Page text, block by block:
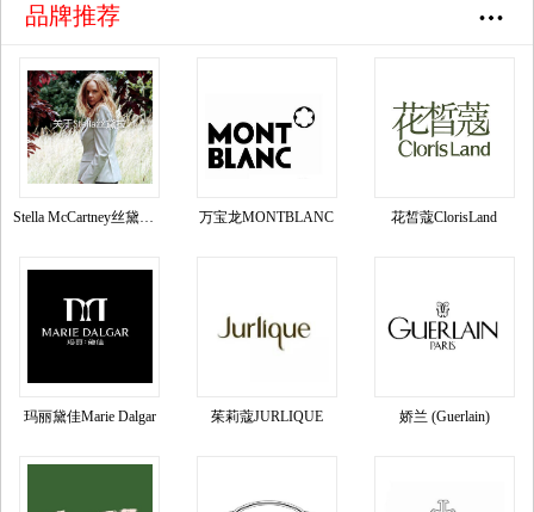
品牌推荐
万宝龙MONTBLANC 花皙蔻ClorisLand
玛丽黛佳Marie Dalgar 茱莉蔻JURLIQUE 娇兰 (Guerlain)